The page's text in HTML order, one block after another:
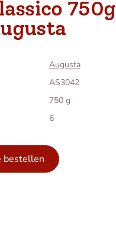
750g
Augusta
AS3042
750 g
6
bestellen